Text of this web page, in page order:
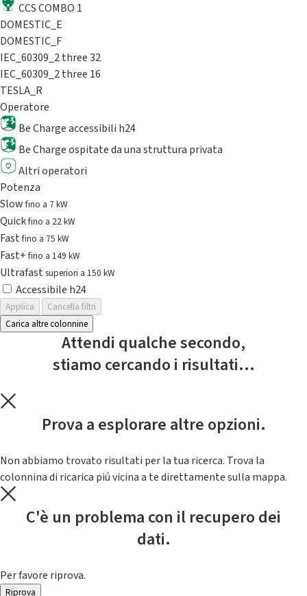
CCS COMBO 1
DOMESTIC_E
DOMESTIC_F
IEC_60309_2 three 32
IEC_60309_2 three 16
TESLA_R
Operatore
Be Charge accessibili h24
Be Charge ospitate da una struttura privata
Altri operatori
Potenza
Slowfino a 7 kW
Quickfino a 22 kW
Fastfino a 75 kW
Fast+fino a 149 kW
Ultrafast superiori a 150 kW
Accessibile h24
Applica
Cancella filtri
Carica altre colonnine
Attendi qualche secondo,
stiamo cercando i risultati...
Prova a esplorare altre opzioni.
Non abbiamo trovato risultati per la tua ricerca. Trova la
colonnina di ricarica piú vicina a te direttamente sulla mappa.
C'è un problema con il recupero dei
dati.
Per favore riprova.
Riprova